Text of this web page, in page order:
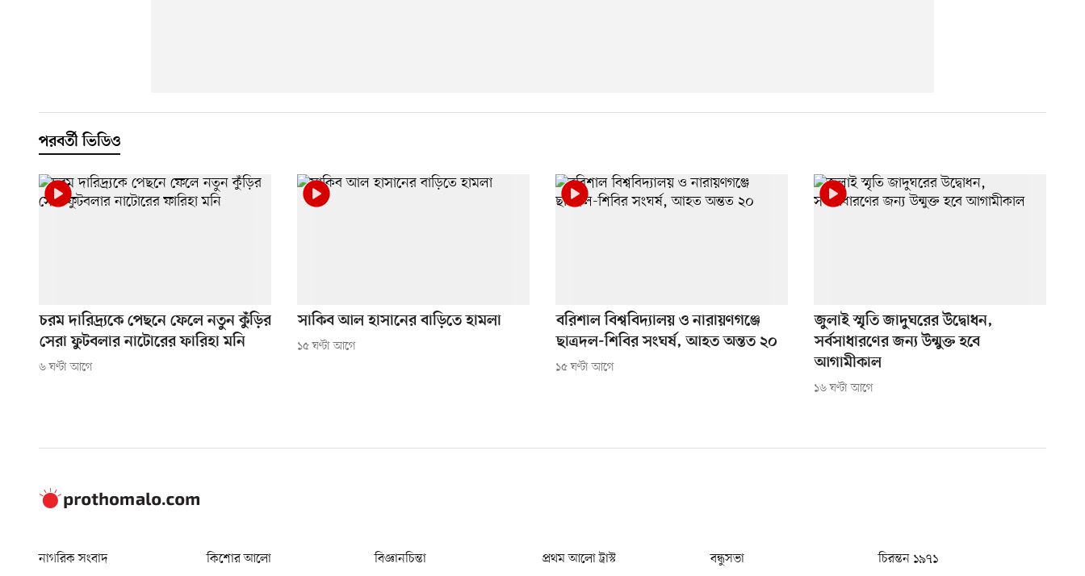
পরবর্তী ভিডিও
চরম দারিদ্র্যকে পেছনে ফেলে নতুন কুঁড়ির
সেরা ফুটবলার নাটোরের ফারিহা মনি
৬ ঘণ্টা আগে
সাকিব আল হাসানের বাড়িতে হামলা
১৫ ঘণ্টা আগে
বরিশাল বিশ্ববিদ্যালয় ও নারায়ণগঞ্জে
ছাত্রদল-শিবির সংঘর্ষ, আহত অন্তত ২০
১৫ ঘণ্টা আগে
জুলাই স্মৃতি জাদুঘরের উদ্বোধন,
সর্বসাধারণের জন্য উন্মুক্ত হবে
আগামীকাল
১৬ ঘণ্টা আগে
নাগরিক সংবাদ কিশোর আলো বিজ্ঞানচিন্তা প্রথম আলো ট্রাস্ট বন্ধুসভা চিরন্তন ১৯৭১